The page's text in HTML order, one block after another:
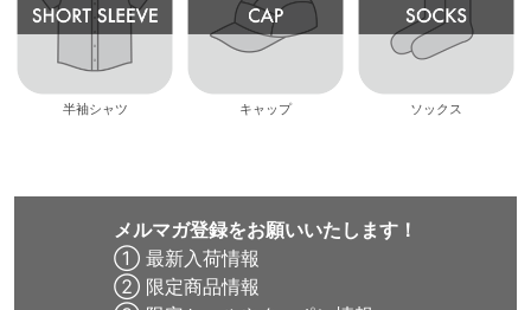
半袖シャツ キャップ ソックス
メルマガ登録をお願いいたします！
① 最新入荷情報
② 限定商品情報